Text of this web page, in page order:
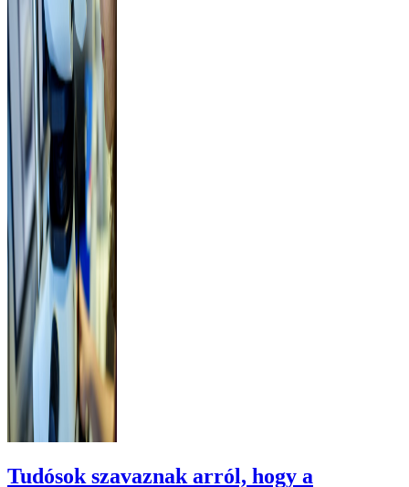
Tudósok szavaznak arról, hogy a